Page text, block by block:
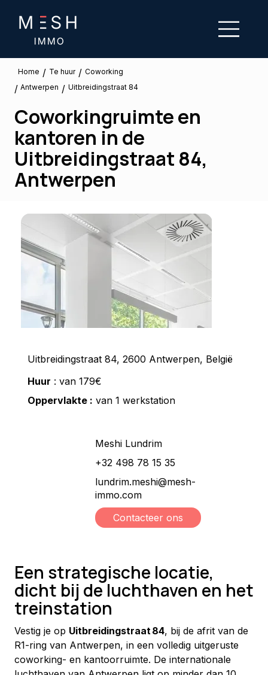
Home / Te huur / Coworking
/ Antwerpen / Uitbreidingstraat 84
Coworkingruimte en
kantoren in de
Uitbreidingstraat 84,
Antwerpen
Uitbreidingstraat 84, 2600 Antwerpen, België
Huur : van 179€
Oppervlakte : van 1 werkstation
Meshi Lundrim
+32 498 78 15 35
lundrim.meshi@mesh-
immo.com
Contacteer ons
Een strategische locatie,
dicht bij de luchthaven en het
treinstation
Vestig je op Uitbreidingstraat 84, bij de afrit van de
R1-ring van Antwerpen, in een volledig uitgeruste
coworking- en kantoorruimte. De internationale